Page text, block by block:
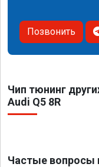
Позвонить
Чип тюнинг
Audi Q5 8R
Частые вопросы